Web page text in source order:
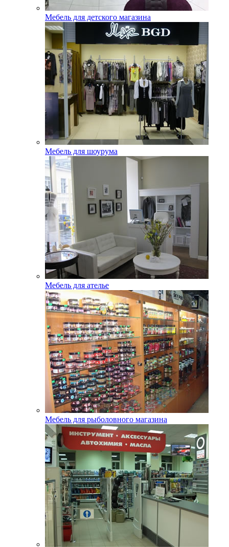
Мебель для детского магазина
Мебель для шоурума
Мебель для ателье
Мебель для рыболовного магазина